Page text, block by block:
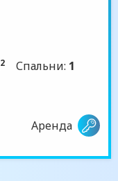
2 Спальни: 1
Аренда